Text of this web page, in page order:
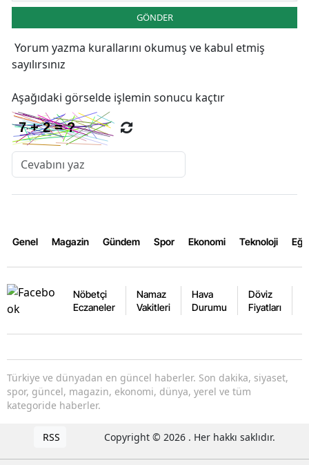
GÖNDER
Yorum yazma kurallarını okumuş ve kabul etmiş
sayılırsınız
Aşağıdaki görselde işlemin sonucu kaçtır
Genel Magazin Gündem Spor Ekonomi Teknoloji
Nöbetçi
Eczaneler
Namaz
Vakitleri
Hava
Durumu
Döviz
Fiyatları
Türkiye ve dünyadan en güncel haberler. Son dakika, siyaset,
spor, güncel, magazin, ekonomi, dünya, yerel ve tüm
kategoride haberler.
RSS Copyright © 2026 . Her hakkı saklıdır.